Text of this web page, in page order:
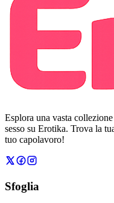
Esplora una vasta
sesso su Erotika. Trova la
tuo capolavoro!
Sfoglia